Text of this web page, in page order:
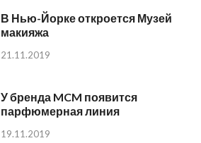
В Нью-Йорке откроется Музей
макияжа
21.11.2019
У бренда MCM появится
парфюмерная линия
19.11.2019